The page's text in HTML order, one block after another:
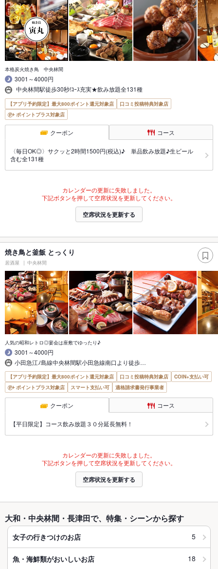
本格炭火焼き鳥 中央林間
3001～4000円
中央林間駅徒歩30秒!ｺｰｽ充実★飲み放題全131種
【アプリ予約限定】最大800ポイント還元対象店
口コミ投稿特典対象店
ポイントプラス対象店
クーポン コース
〈毎日OK◎〉サクッと2時間1500円(税込)♪ 単品飲み放題♪生ビール
含む全131種
カレンダーの更新に失敗しました。
下記ボタンを押して空席状況を更新してください。
空席状況を更新する
焼き鳥と釜飯 とっくり
居酒屋 中央林間
人気の昭和レトロ◎宴会は座敷でゆったり♪
3001～4000円
小田急江ﾉ島線中央林間駅小田急線南口より徒歩…
【アプリ予約限定】最大800ポイント還元対象店 口コミ投稿特典対象店
COIN+支払い可
ポイントプラス対象店
スマート支払い可 適格請求書発行事業者
クーポン コース
【平日限定】コース飲み放題３０分延長無料！
カレンダーの更新に失敗しました。
下記ボタンを押して空席状況を更新してください。
空席状況を更新する
大和・中央林間・長津田で、特集・シーンから探す
女子の行きつけのお店 5
魚・海鮮類がおいしいお店 18